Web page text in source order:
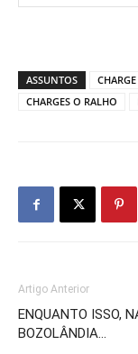
ASSUNTOS
CHARGES O RALHO
Artigo Anterior
ENQUANTO ISSO,
BOZOLÂNDIA…